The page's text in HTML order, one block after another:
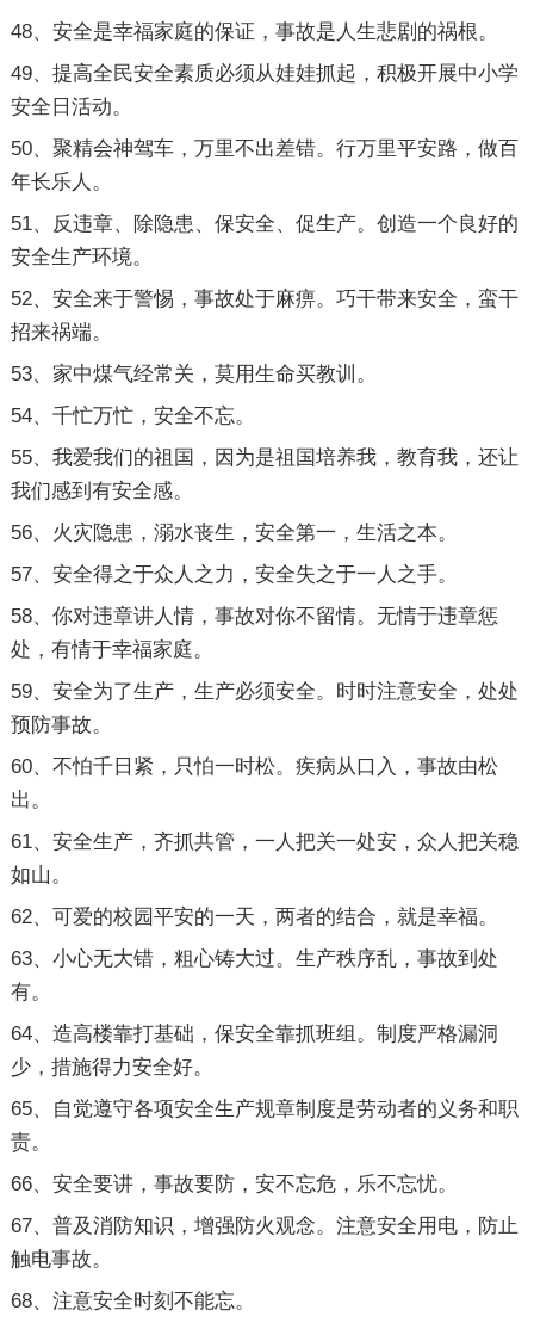
48、安全是幸福家庭的保证，事故是人生悲剧的祸根。
49、提高全民安全素质必须从娃娃抓起，积极开展中小学
安全日活动。
50、聚精会神驾车，万里不出差错。行万里平安路，做百
年长乐人。
51、反违章、除隐患、保安全、促生产。创造一个良好的
安全生产环境。
52、安全来于警惕，事故处于麻痹。巧干带来安全，蛮干
招来祸端。
53、家中煤气经常关，莫用生命买教训。
54、千忙万忙，安全不忘。
55、我爱我们的祖国，因为是祖国培养我，教育我，还让
我们感到有安全感。
56、火灾隐患，溺水丧生，安全第一，生活之本。
57、安全得之于众人之力，安全失之于一人之手。
58、你对违章讲人情，事故对你不留情。无情于违章惩
处，有情于幸福家庭。
59、安全为了生产，生产必须安全。时时注意安全，处处
预防事故。
60、不怕千日紧，只怕一时松。疾病从口入，事故由松
出。
61、安全生产，齐抓共管，一人把关一处安，众人把关稳
如山。
62、可爱的校园平安的一天，两者的结合，就是幸福。
63、小心无大错，粗心铸大过。生产秩序乱，事故到处
有。
64、造高楼靠打基础，保安全靠抓班组。制度严格漏洞
少，措施得力安全好。
65、自觉遵守各项安全生产规章制度是劳动者的义务和职
责。
66、安全要讲，事故要防，安不忘危，乐不忘忧。
67、普及消防知识，增强防火观念。注意安全用电，防止
触电事故。
68、注意安全时刻不能忘。